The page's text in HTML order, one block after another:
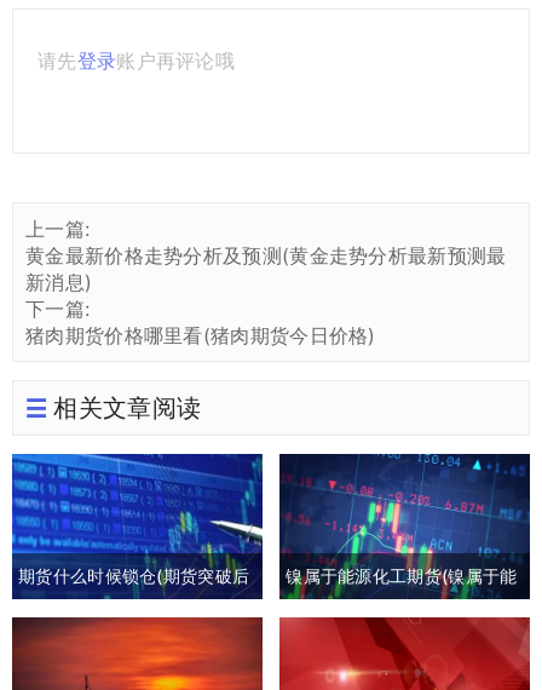
请先登录账户再评论哦
上一篇:
黄金最新价格走势分析及预测(黄金走势分析最新预测最
新消息)
下一篇:
猪肉期货价格哪里看(猪肉期货今日价格)
相关文章阅读
期货什么时候锁仓(期货突破后
回撤)
镍属于能源化工期货(镍属于能
源化工期货板块吗)